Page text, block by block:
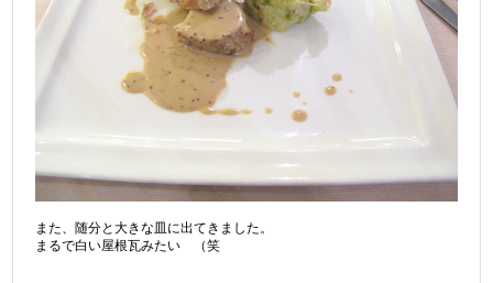
また、随分と大きな皿に出てきました。
まるで白い屋根瓦みたい （笑